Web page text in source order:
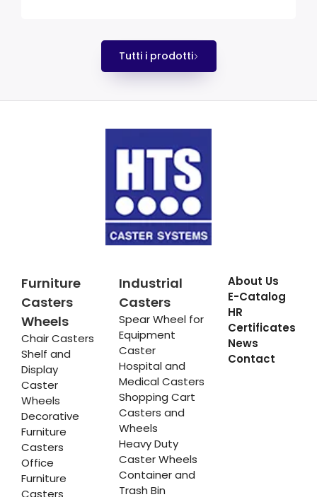
Tutti i prodotti
Furniture
Casters
Wheels
Chair Casters
Shelf and
Display
Caster
Wheels
Decorative
Furniture
Casters
Office
Furniture
Casters
Industrial
Casters
Spear Wheel for
Equipment
Caster
Hospital and
Medical Casters
Shopping Cart
Casters and
Wheels
Heavy Duty
Caster Wheels
Container and
Trash Bin
About Us
E-Catalog
HR
Certificates
News
Contact